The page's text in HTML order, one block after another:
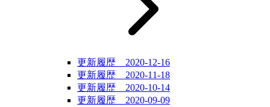
更新履歴 2020-12-16
更新履歴 2020-11-18
更新履歴 2020-10-14
更新履歴 2020-09-09